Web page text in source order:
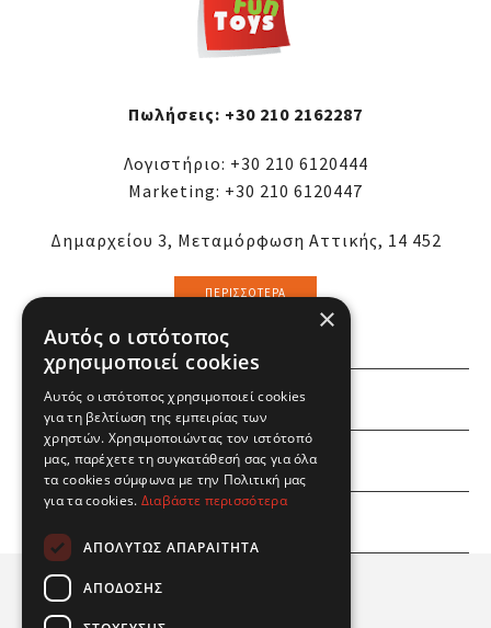
Πωλήσεις: +30 210 2162287
Λογιστήριο: +30 210 6120444
Marketing: +30 210 6120447
Δημαρχείου 3, Μεταμόρφωση Αττικής, 14 452
ΠΕΡΙΣΣΌΤΕΡΑ
ΕΜΕΙΣ
ΕΣΕΙΣ
×
Αυτός ο ιστότοπος
χρησιμοποιεί cookies
Αυτός ο ιστότοπος χρησιμοποιεί cookies
για τη βελτίωση της εμπειρίας των
χρηστών. Χρησιμοποιώντας τον ιστότοπό
μας, παρέχετε τη συγκατάθεσή σας για όλα
τα cookies σύμφωνα με την Πολιτική μας
για τα cookies. Διαβάστε περισσότερα
ΑΠΟΛΎΤΩΣ ΑΠΑΡΑΊΤΗΤΑ
ΑΠΌΔΟΣΗΣ